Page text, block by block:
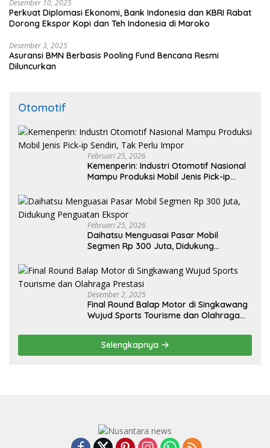
Desember 10, 2025
Perkuat Diplomasi Ekonomi, Bank Indonesia dan KBRI Rabat
Dorong Ekspor Kopi dan Teh Indonesia di Maroko
Desember 3, 2025
Asuransi BMN Berbasis Pooling Fund Bencana Resmi
Diluncurkan
Otomotif
Februari 25, 2026
Kemenperin: Industri Otomotif Nasional
Mampu Produksi Mobil Jenis Pick-ip
Februari 25, 2026
Daihatsu Menguasai Pasar Mobil
Segmen Rp 300 Juta, Didukung
Desember 2, 2025
Final Round Balap Motor di Singkawang
Wujud Sports Tourisme dan Olahraga
Selengkapnya